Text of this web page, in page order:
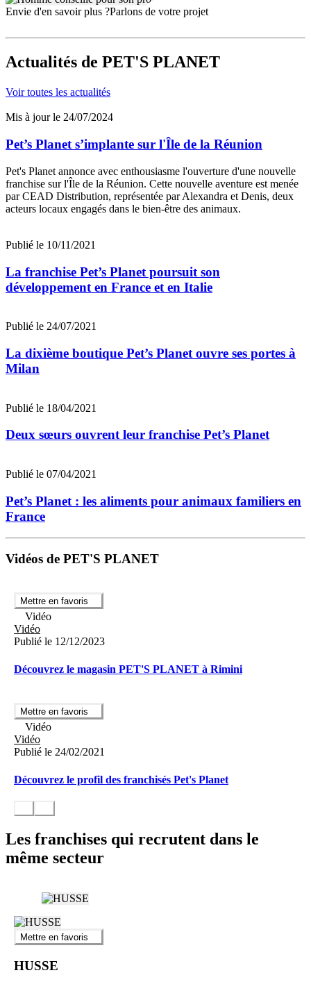
Envie d'en savoir plus ?Parlons de votre projet
Actualités de PET'S PLANET
Voir toutes les actualités
Mis à jour le 24/07/2024
Pet’s Planet s’implante sur l'Île de la Réunion
Pet's Planet annonce avec enthousiasme l'ouverture d'une nouvelle
franchise sur l'Île de la Réunion. Cette nouvelle aventure est menée
par CEAD Distribution, représentée par Alexandra et Denis, deux
acteurs locaux engagés dans le bien-être des animaux.
Publié le 10/11/2021
La franchise Pet’s Planet poursuit son
développement en France et en Italie
Publié le 24/07/2021
La dixième boutique Pet’s Planet ouvre ses portes à
Milan
Publié le 18/04/2021
Deux sœurs ouvrent leur franchise Pet’s Planet
Publié le 07/04/2021
Pet’s Planet : les aliments pour animaux familiers en
France
Vidéos de PET'S PLANET
Mettre en favoris
Vidéo
Vidéo
Publié le 12/12/2023
Découvrez le magasin PET'S PLANET à Rimini
Mettre en favoris
Vidéo
Vidéo
Publié le 24/02/2021
Découvrez le profil des franchisés Pet's Planet
Les franchises qui recrutent dans le
même secteur
Mettre en favoris
HUSSE